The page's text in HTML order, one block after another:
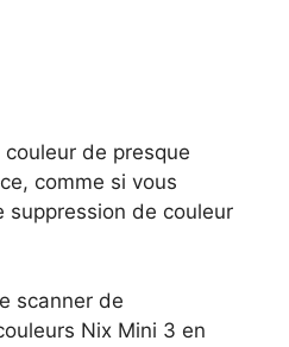
de presque
comme si vous
suppression de couleur
scanner de
Nix Mini 3 en